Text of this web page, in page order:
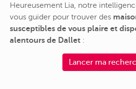
Heureusement Lia, notre
vous guider pour trouver des
susceptibles de vous plaire et
alentours de Dallet :
Lancer ma